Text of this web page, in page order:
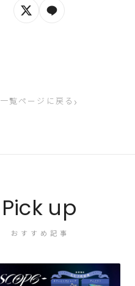
一覧ページに戻る ›
Pick up
おすすめ記事